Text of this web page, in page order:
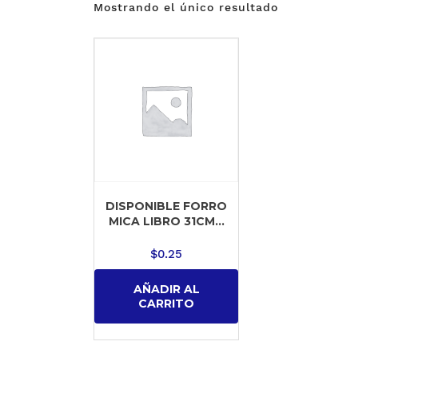
Mostrando el único resultado
DISPONIBLE FORRO
MICA LIBRO 31CM...
$0.25
AÑADIR AL
CARRITO